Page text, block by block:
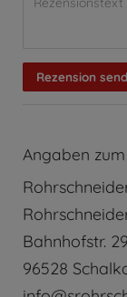
Rezension
Angaben
Bahnhofstr. 29
96528